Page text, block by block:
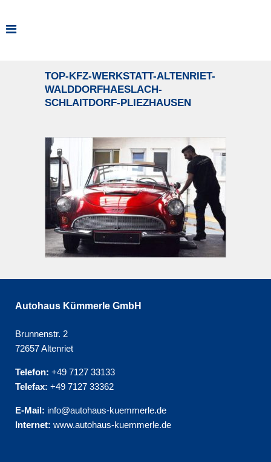
TOP-KFZ-WERKSTATT-ALTENRIET-
WALDDORFHAESLACH-
SCHLAITDORF-PLIEZHAUSEN
Autohaus Kümmerle GmbH
Brunnenstr. 2
72657 Altenriet
Telefon: +49 7127 33133
Telefax: +49 7127 33362
E-Mail: info@autohaus-kuemmerle.de
Internet: www.autohaus-kuemmerle.de